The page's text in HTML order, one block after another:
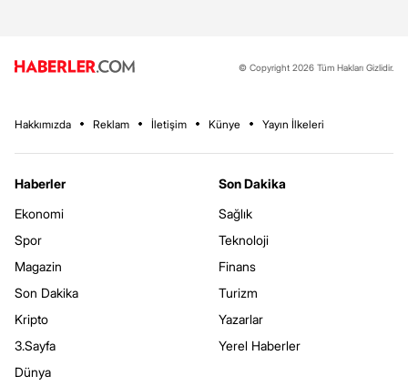
© Copyright 2026 Tüm Hakları Gizlidir.
Hakkımızda Reklam İletişim Künye Yayın İlkeleri
Haberler
Ekonomi
Spor
Magazin
Son Dakika
Kripto
3.Sayfa
Dünya
Son Dakika
Sağlık
Teknoloji
Finans
Turizm
Yazarlar
Yerel Haberler